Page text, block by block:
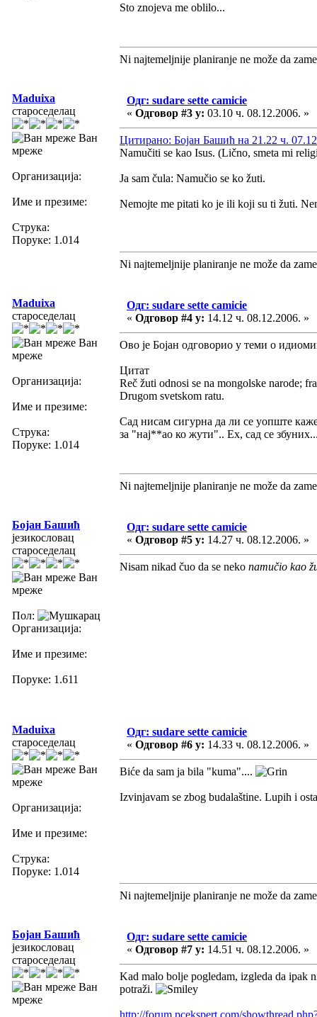
Sto znojeva me oblilo...
Ni najtemeljnije planiranje ne može da
Maduixa
староседелац
Ван
мреже
Организација:
Име и презиме:
Струка:
Поруке: 1.014
Одг: sudare sette camicie
« Одговор #3 у: 03.10 ч. 08.12.2006. »
Цитирано: Бојан Башић на 21.22 ч.
Namučiti se kao Isus. (Lično, smeta mi
Ja sam čula: Namučio se ko žuti.
Nemojte me pitati ko je ili koji su ti žuti.
Ni najtemeljnije planiranje ne može da
Maduixa
староседелац
Ван
мреже
Организација:
Име и презиме:
Струка:
Поруке: 1.014
Одг: sudare sette camicie
« Одговор #4 у: 14.12 ч. 08.12.2006. »
Ово је Бојан одговорио у теми о
Цитат
Reč žuti odnosi se na mongolske narode;
Drugom svetskom ratu.
Сад нисам сигурна да ли се уопште
за "нај**ао ко жути".. Ех, сад се
Ni najtemeljnije planiranje ne može da
Бојан Башић
језикословац
староседелац
Ван
мреже
Пол:
Организација:
Име и презиме:
Поруке: 1.611
Одг: sudare sette camicie
« Одговор #5 у: 14.27 ч. 08.12.2006. »
Nisam nikad čuo da se neko namučio kao
Maduixa
староседелац
Ван
мреже
Организација:
Име и презиме:
Струка:
Поруке: 1.014
Одг: sudare sette camicie
« Одговор #6 у: 14.33 ч. 08.12.2006. »
Biće da sam ja bila "kuma"....
Izvinjavam se zbog budalaštine. Lupih i
Ni najtemeljnije planiranje ne može da
Бојан Башић
језикословац
староседелац
Ван
мреже
Одг: sudare sette camicie
« Одговор #7 у: 14.51 ч. 08.12.2006. »
Kad malo bolje pogledam, izgleda da ipak
potraži.
http://forum.pcekspert.com/